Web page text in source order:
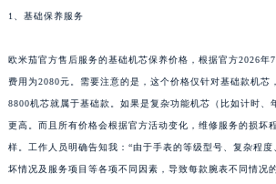
1、基础保养服务
欧米茄官方售后服务的基础机芯保养价格，根据官方2026年
费用为2080元。需要注意的是，这个价格仅针对基础款机芯
8800机芯就属于基础款。如果是复杂功能机芯（比如计时、
更高。而且所有价格会根据官方活动变化，维修服务的损坏
样。工作人员明确告知我：“由于手表的等级型号、复杂程
坏情况及服务项目等各项不同因素，导致每款腕表不同情况